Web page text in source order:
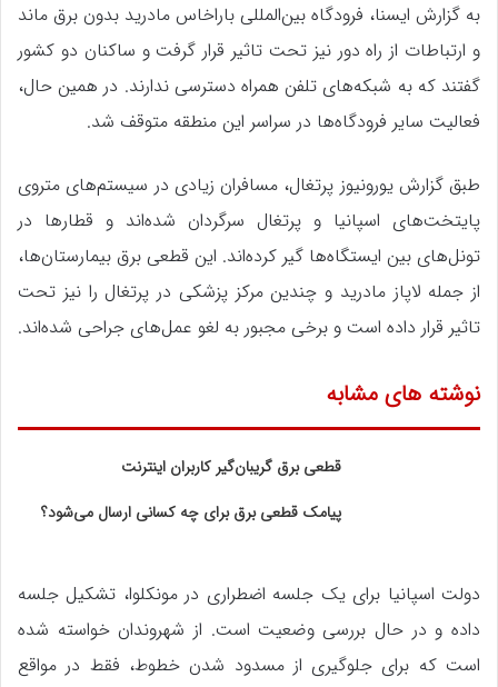
به گزارش ایسنا، فرودگاه بین‌المللی باراخاس مادرید بدون برق ماند
و ارتباطات از راه دور نیز تحت تاثیر قرار گرفت و ساکنان دو کشور
گفتند که به شبکه‌های تلفن همراه دسترسی ندارند. در همین حال،
فعالیت سایر فرودگاه‌ها در سراسر این منطقه متوقف شد.
طبق گزارش یورونیوز پرتغال، مسافران زیادی در سیستم‌های متروی
پایتخت‌های اسپانیا و پرتغال سرگردان شده‌اند و قطارها در
تونل‌های بین ایستگاه‌ها گیر کرده‌اند. این قطعی برق بیمارستان‌ها،
از جمله لاپاز مادرید و چندین مرکز پزشکی در پرتغال را نیز تحت
تاثیر قرار داده است و برخی مجبور به لغو عمل‌های جراحی شده‌اند.
نوشته های مشابه
قطعی‌ برق گریبان‌گیر کاربران اینترنت
پیامک قطعی برق برای چه کسانی ارسال می‌شود؟
دولت اسپانیا برای یک جلسه اضطراری در مونکلوا، تشکیل جلسه
داده و در حال بررسی وضعیت است. از شهروندان خواسته شده
است که برای جلوگیری از مسدود شدن خطوط، فقط در مواقع